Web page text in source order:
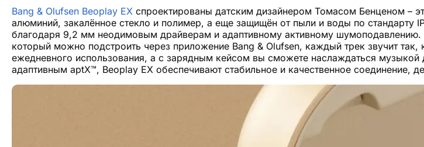
Bang & Olufsen Beoplay EX спроектированы датским дизайнером Томасом Бенценом –
алюминий, закалённое стекло и полимер, а еще защищён от пыли и воды по стандарту
благодаря 9,2 мм неодимовым драйверам и адаптивному активному
который можно подстроить через приложение Bang & Olufsen, каждый трек звучит
ежедневного использования, а с зарядным кейсом вы сможете наслаждаться
адаптивным aptX™, Beoplay EX обеспечивают стабильное и качественное соединение,